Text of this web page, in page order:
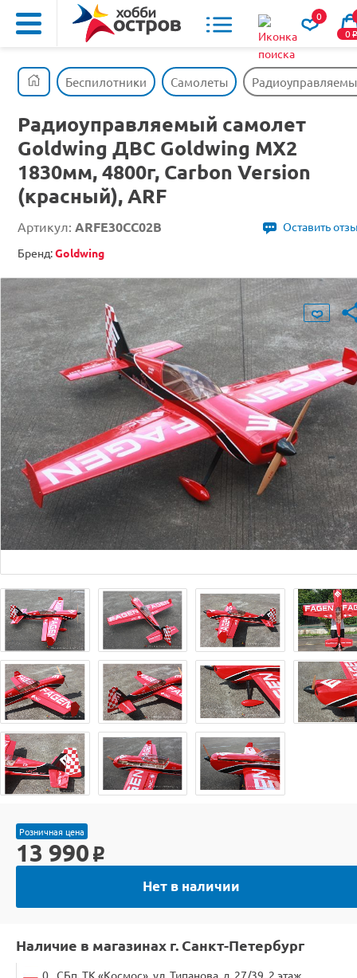
0
0o
Беспилотники Самолеты
Радиоуправляемый самолет
Goldwing ДВС Goldwing MX2
1830мм, 4800г, Carbon Version
(красный), ARF
Артикул: ARFE30CC02B
Оставить
Бренд:Goldwing
Розничная цена
13 990 o
Нет в наличии
Наличие в магазинах г. Санкт-Петербург
0 СБп, ТК «Космос», ул. Типанова, д. 27/39, 2 этаж